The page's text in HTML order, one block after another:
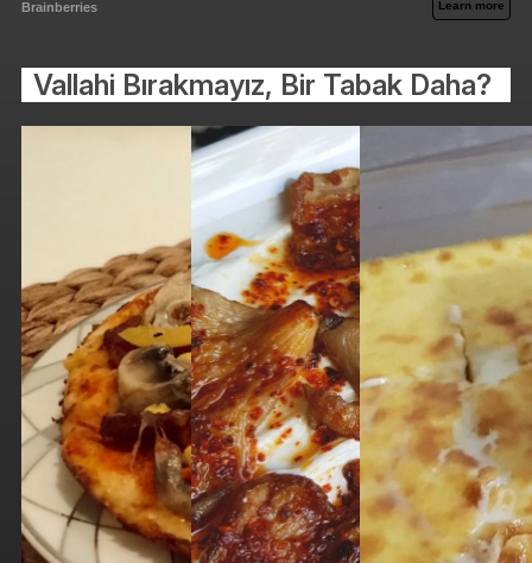
Vallahi Bırakmayız, Bir Tabak Daha?